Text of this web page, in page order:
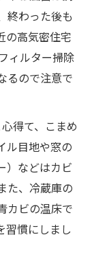
終わった後も
の高気密住宅
ィルター掃除
るので注意で
得て、こまめ
ル目地や窓の
）などはカビ
た、冷蔵庫の
カビの温床で
習慣にしまし